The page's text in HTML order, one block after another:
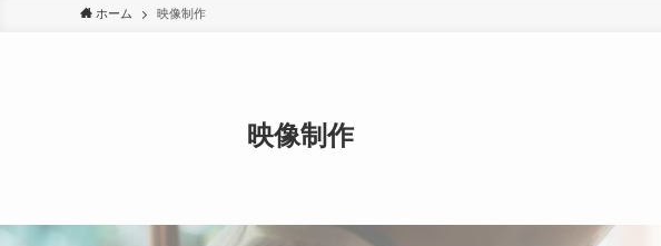
ホーム 映像制作
映像制作